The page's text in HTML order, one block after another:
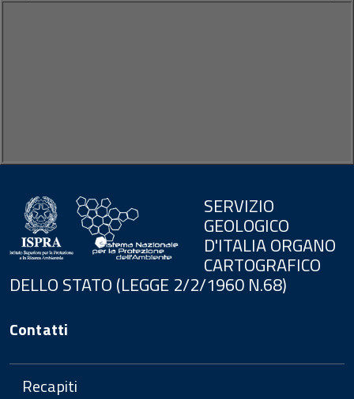
SERVIZIO
GEOLOGICO
D'ITALIA ORGANO
CARTOGRAFICO
DELLO STATO (LEGGE 2/2/1960 N.68)
Contatti
Recapiti